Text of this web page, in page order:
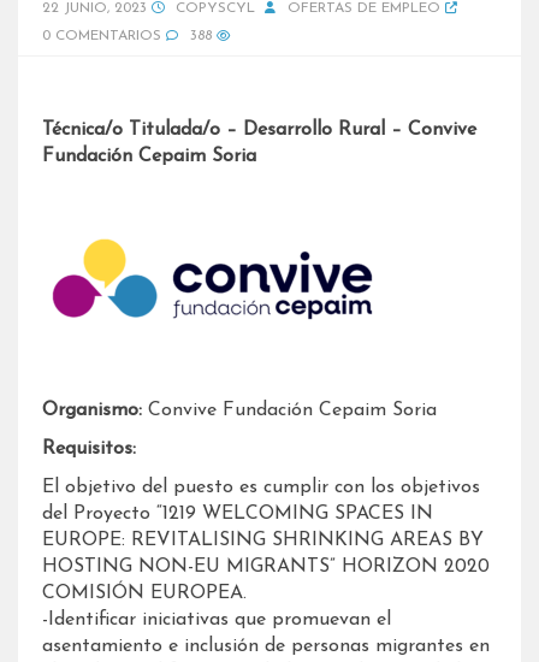
22 JUNIO, 2023 COPYSCYL
OFERTAS DE EMPLEO
0 COMENTARIOS
388
Técnica/o Titulada/o – Desarrollo Rural – Convive
Fundación Cepaim Soria
Organismo: Convive Fundación Cepaim Soria
Requisitos:
El objetivo del puesto es cumplir con los objetivos
del Proyecto “1219 WELCOMING SPACES IN
EUROPE: REVITALISING SHRINKING AREAS BY
HOSTING NON-EU MIGRANTS” HORIZON 2020
COMISIÓN EUROPEA.
-Identificar iniciativas que promuevan el
asentamiento e inclusión de personas migrantes en